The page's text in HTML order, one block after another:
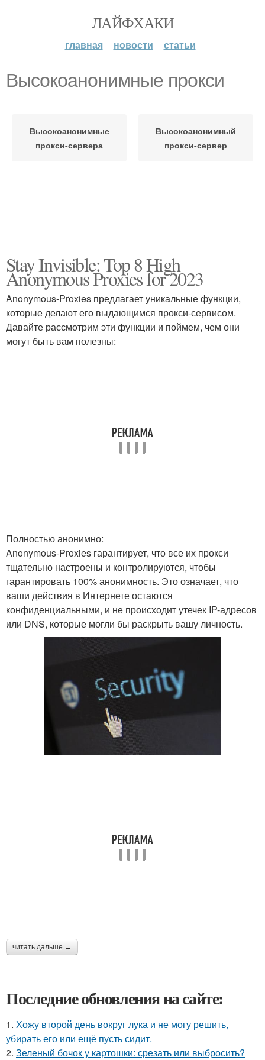
ЛАЙФХАКИ
главная новости статьи
Высокоанонимные прокси
Высокоанонимные
прокси-сервера
Высокоанонимный
прокси-сервер
Stay Invisible: Top 8 High
Anonymous Proxies for 2023
Anonymous-Proxies предлагает уникальные функции,
которые делают его выдающимся прокси-сервисом.
Давайте рассмотрим эти функции и поймем, чем они
могут быть вам полезны:
Полностью анонимно:
Anonymous-Proxies гарантирует, что все их прокси
тщательно настроены и контролируются, чтобы
гарантировать 100% анонимность. Это означает, что
ваши действия в Интернете остаются
конфиденциальными, и не происходит утечек IP-адресов
или DNS, которые могли бы раскрыть вашу личность.
читать дальше →
Последние обновления на сайте:
1. Хожу второй день вокруг лука и не могу решить,
убирать его или ещё пусть сидит.
2. Зеленый бочок у картошки: срезать или выбросить?